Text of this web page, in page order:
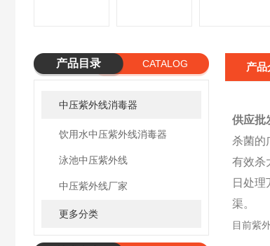
产品目录 CATALOG
中压紫外线消毒器
饮用水中压紫外线消毒器
泳池中压紫外线
中压紫外线厂家
更多分类
产品
供应批
杀菌的
有效杀
日处
渠。
目前紫